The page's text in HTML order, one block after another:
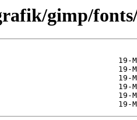
gimp/